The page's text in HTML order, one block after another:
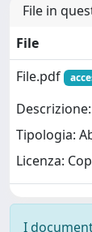
File in
File
File.pdf
Tipologia:
Licenza:
I